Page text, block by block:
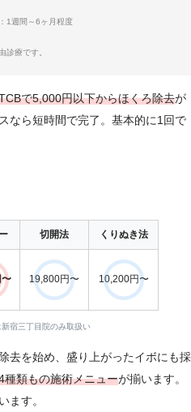
1週間～6ヶ月程度
診療です。
で5,000円以下からほくろ除去が
なら短時間で完了。基本的に1回で
切開法 くりぬき法
19,800円〜 10,200円〜
宿三丁目院のみ取扱い
去を始め、盛り上がったイボにも採
種類もの施術メニューが揃います。
ます。